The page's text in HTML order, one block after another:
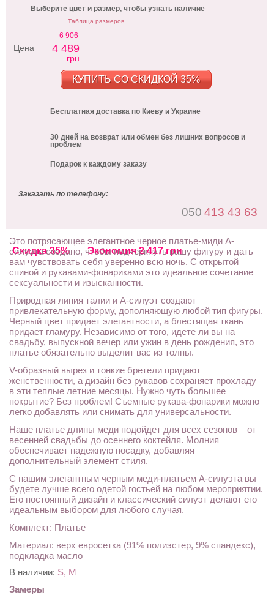
Скидка 35% Экономия 2 417 грн
Выберите цвет и размер, чтобы узнать наличие
Таблица размеров
Цена
6 906
4 489
грн
КУПИТЬ СО СКИДКОЙ 35%
Бесплатная доставка по Киеву и Украине
30 дней на возврат или обмен без лишних вопросов и
проблем
Подарок к каждому заказу
Заказать по телефону:
050 413 43 63
Это потрясающее элегантное черное платье-миди А-
силуэта создано, чтобы подчеркнуть вашу фигуру и дать
вам чувствовать себя уверенно всю ночь. С открытой
спиной и рукавами-фонариками это идеальное сочетание
сексуальности и изысканности.
Природная линия талии и А-силуэт создают
привлекательную форму, дополняющую любой тип фигуры.
Черный цвет придает элегантности, а блестящая ткань
придает гламуру. Независимо от того, идете ли вы на
свадьбу, выпускной вечер или ужин в день рождения, это
платье обязательно выделит вас из толпы.
V-образный вырез и тонкие бретели придают
женственности, а дизайн без рукавов сохраняет прохладу
в эти теплые летние месяцы. Нужно чуть большее
покрытие? Без проблем! Съемные рукава-фонарики можно
легко добавлять или снимать для универсальности.
Наше платье длины меди подойдет для всех сезонов – от
весенней свадьбы до осеннего коктейля. Молния
обеспечивает надежную посадку, добавляя
дополнительный элемент стиля.
С нашим элегантным черным меди-платьем А-силуэта вы
будете лучше всего одетой гостьей на любом мероприятии.
Его постоянный дизайн и классический силуэт делают его
идеальным выбором для любого случая.
Комплект: Платье
Материал: верх евросетка (91% полиэстер, 9% спандекс),
подкладка масло
В наличии: S, M
Замеры